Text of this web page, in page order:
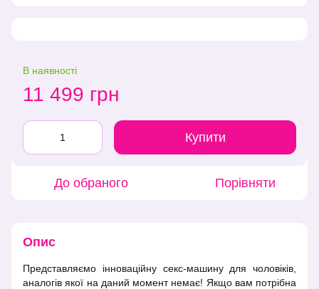
В наявності
11 499 грн
Купити
До обраного Порівняти
Опис
Представляємо інноваційну секс-машину для чоловіків,
аналогів якої на даний момент немає! Якщо вам потрібна